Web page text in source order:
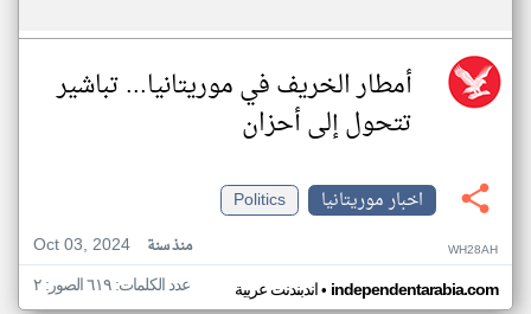
أمطار الخريف في موريتانيا... تباشير
تتحول إلى أحزان
اخبار موريتانيا
Politics
Oct 03, 2024
منذ سنة WH28AH
اندبندنت عربية• independentarabia.com عدد الكلمات: ٦١٩ الصور: ٢